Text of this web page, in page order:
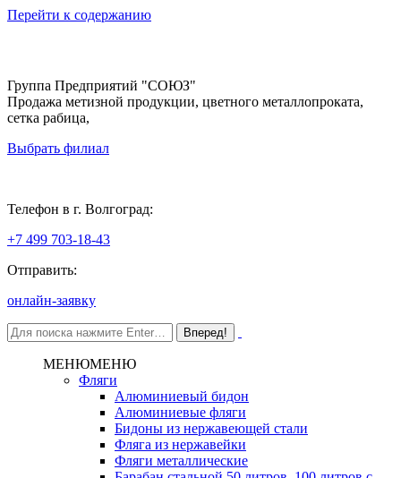
Перейти к содержанию
Группа Предприятий "СОЮЗ"
Продажа метизной продукции, цветного металлопроката,
сетка рабица,
Выбрать филиал
Телефон в г. Волгоград:
+7 499 703-18-43
Отправить:
онлайн-заявку
МЕНЮМЕНЮ
Фляги
Алюминиевый бидон
Алюминиевые фляги
Бидоны из нержавеющей стали
Фляга из нержавейки
Фляги металлические